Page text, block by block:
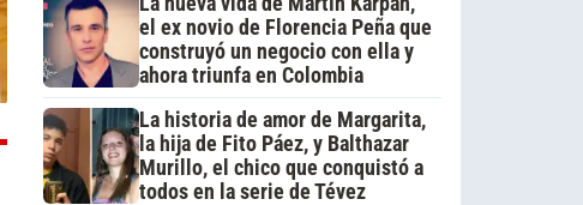
el ex novio de Florencia Peña que
construyó un negocio con ella y
ahora triunfa en Colombia
La historia de amor de Margarita,
la hija de Fito Páez, y Balthazar
Murillo, el chico que conquistó a
todos en la serie de Tévez